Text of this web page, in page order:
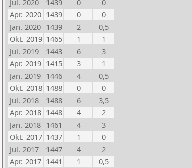
Jul. 2020
1439 0
0
Apr. 2020 1439 0
0
Jan. 2020 1439 2
0,5
Okt. 2019 1465 1
1
Jul. 2019
1443 6
3
Apr. 2019 1415 3
1
Jan. 2019 1446 4
0,5
Okt. 2018 1488 0
0
Jul. 2018
1488 6
3,5
Apr. 2018 1448 4
2
Jan. 2018 1461 4
3
Okt. 2017 1437 1
0
Jul. 2017
1447 4
2
Apr. 2017 1441 1
0,5